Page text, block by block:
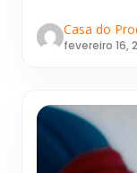
Casa do
fevereiro 16,